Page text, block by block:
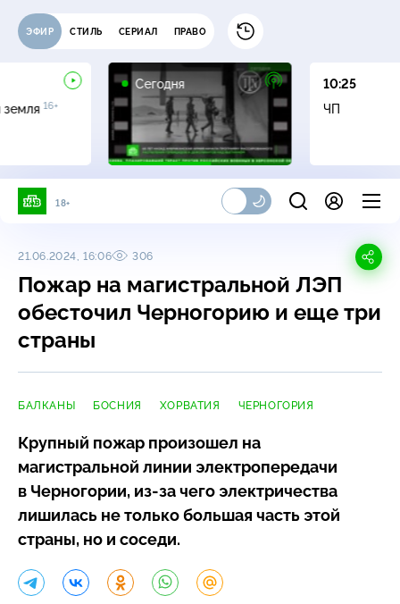
ЭФИР СТИЛЬ СЕРИАЛ ПРАВО
земля 16+
Сегодня
10:25
ЧП
18+
21.06.2024, 16:06 306
Пожар на магистральной ЛЭП
обесточил Черногорию и еще три
страны
БАЛКАНЫ БОСНИЯ ХОРВАТИЯ ЧЕРНОГОРИЯ
Крупный пожар произошел на
магистральной линии электропередачи
в Черногории, из-зачего электричества
лишилась не только большая часть этой
страны, но и соседи.